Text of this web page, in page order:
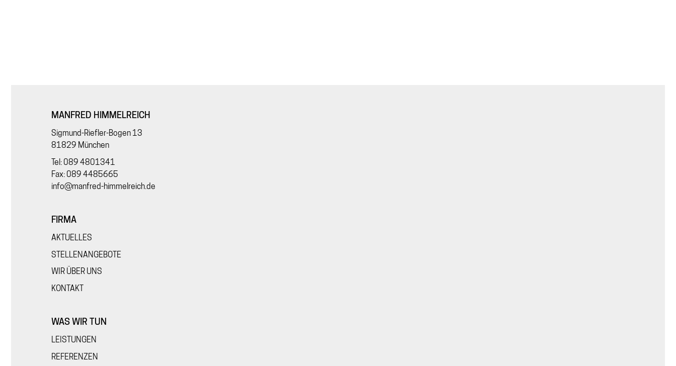
MANFRED HIMMELREICH
Sigmund-Riefler-Bogen 13
81829 München
Tel: 089 4801341
Fax: 089 4485665
info@manfred-himmelreich.de
FIRMA
AKTUELLES
STELLENANGEBOTE
WIR ÜBER UNS
KONTAKT
WAS WIR TUN
LEISTUNGEN
REFERENZEN